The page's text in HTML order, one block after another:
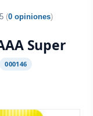
(0 opiniones)
Super
000146